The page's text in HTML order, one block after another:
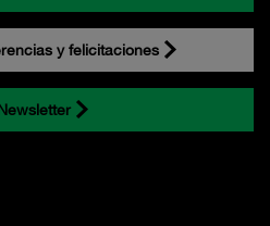
y felicitaciones